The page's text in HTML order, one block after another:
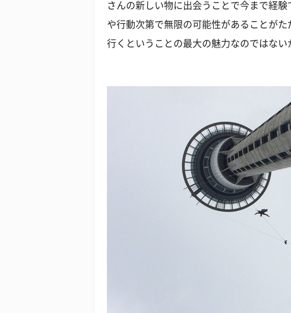
さんの新しい物に出会うことで今まで経
や行動次第で無限の可能性があることが
行くということの最大の魅力なのではない